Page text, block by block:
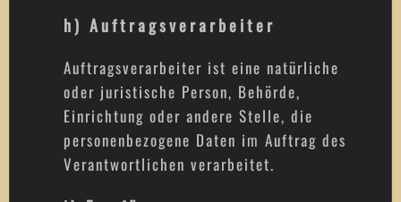
h) Auftragsverarbeiter
Auftragsverarbeiter ist eine natürliche
oder juristische Person, Behörde,
Einrichtung oder andere Stelle, die
personenbezogene Daten im Auftrag des
Verantwortlichen verarbeitet.